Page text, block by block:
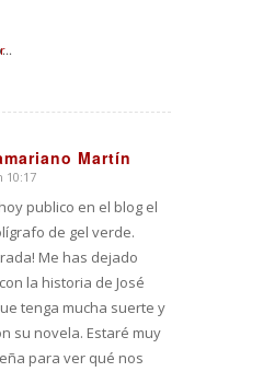
Martín
10:17
publico en el blog el
de gel verde.
Me has dejado
la historia de José
tenga mucha suerte y
su novela. Estaré muy
para ver qué nos